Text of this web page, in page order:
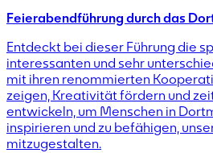
Feierabendführung durch das
Entdeckt bei dieser Führung die
interessanten und sehr
mit ihren renommierten
zeigen, Kreativität fördern und
entwickeln, um Menschen in
inspirieren und zu befähigen,
mitzugestalten.